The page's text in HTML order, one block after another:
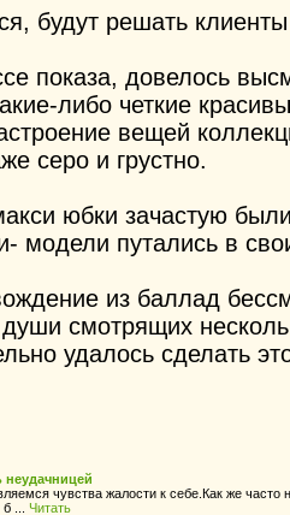
будут решать клиенты
показа, довелось
либо четкие
вещей
серо и грустно.
юбки зачастую
модели путались в
из баллад
смотрящих
удалось сделать
неудачницей
чувства жалости к себе.Как же часто
... Читать